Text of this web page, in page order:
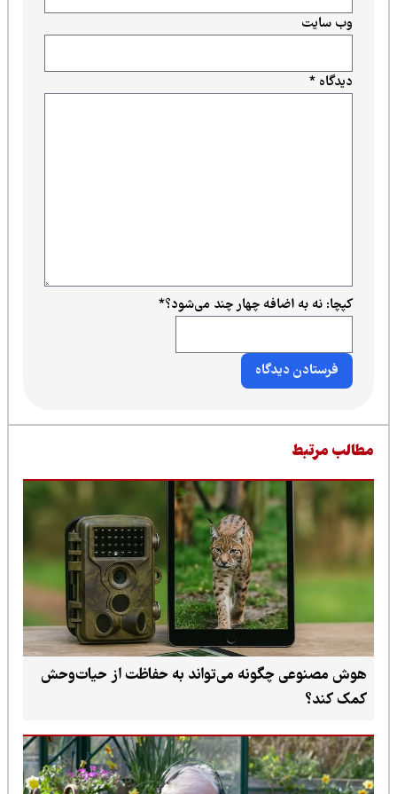
دیدگاه*
وب‌ سایت
کپچا: نه به اضافه چهار چند می‌شود؟*
مرتبط
هوش مصنوعی چگونه می‌تواند به حفاظت از حیات‌وحش
کمک کند؟